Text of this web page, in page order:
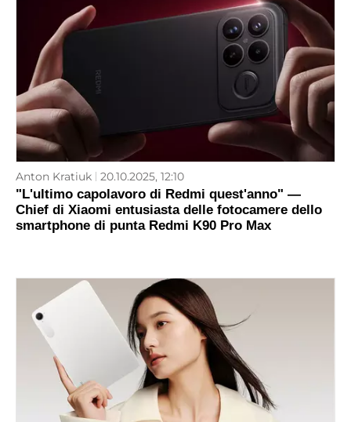
Anton Kratiuk 20.10.2025, 12:10
"L'ultimo capolavoro di Redmi quest'anno" —
Chief di Xiaomi entusiasta delle fotocamere dello
smartphone di punta Redmi K90 Pro Max